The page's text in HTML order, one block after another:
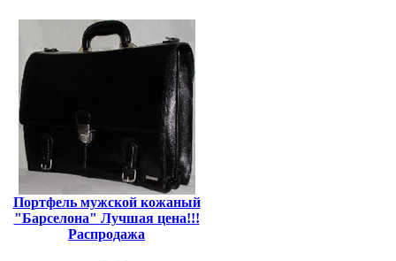
Портфель мужской кожаный
"Барселона" Лучшая цена!!!
Распродажа